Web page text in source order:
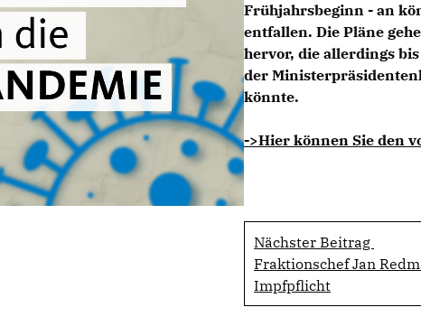
Frühjahrsbeginn - an
entfallen. Die Pläne
hervor, die allerdings
der
könnte.
->Hier können Sie den
Nächster Beitrag
Fraktionschef Jan
Impfpflicht